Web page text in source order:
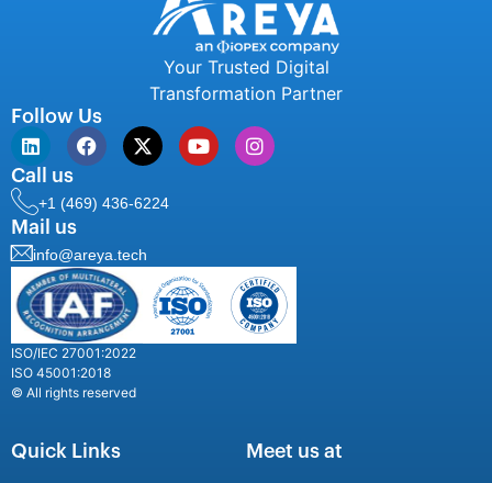
Your Trusted Digital
Transformation Partner
Follow Us
Call us
+1 (469) 436-6224
Mail us
info@areya.tech
ISO/IEC 27001:2022
ISO 45001:2018
© All rights reserved
Quick Links Meet us at